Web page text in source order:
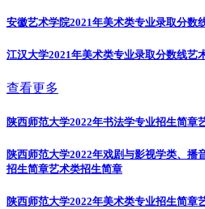
安徽艺术学院2021年美术类专业录取分数
江汉大学2021年美术类专业录取分数线艺
查看更多
陕西师范大学2022年书法学专业招生简章
陕西师范大学2022年戏剧与影视学类、播
招生简章艺术类招生简章
陕西师范大学2022年美术类专业招生简章